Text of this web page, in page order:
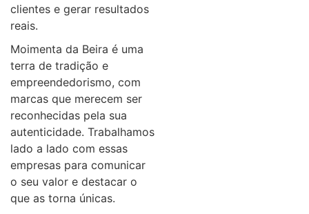
clientes e gerar resultados
reais.
Moimenta da Beira é uma
terra de tradição e
empreendedorismo, com
marcas que merecem ser
reconhecidas pela sua
autenticidade. Trabalhamos
lado a lado com essas
empresas para comunicar
o seu valor e destacar o
que as torna únicas.